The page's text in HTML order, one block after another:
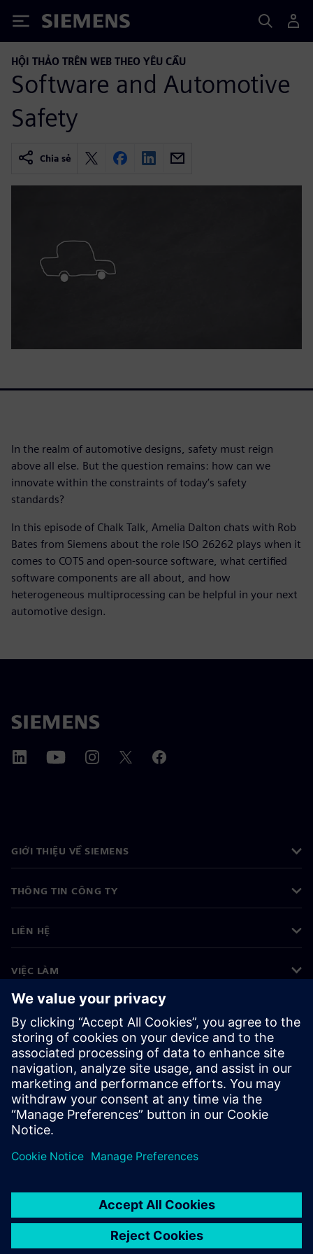
Siemens
HỘI THẢO TRÊN WEB THEO YÊU CẦU
Software and Automotive
Safety
Chia sẻ
In the realm of automotive designs, safety must reign
above all else. But the question remains: how can we
innovate within the constraints of today’s safety
standards?
In this episode of Chalk Talk, Amelia Dalton chats with Rob
Bates from Siemens about the role ISO 26262 plays when it
comes to COTS and open-source software, what certified
software components are all about, and how
heterogeneous multiprocessing can be helpful in your next
automotive design.
GIỚI THIỆU VỀ SIEMENS
THÔNG TIN CÔNG TY
LIÊN HỆ
VIỆC LÀM
©Siemens 2026
Thông tin doanh nghiệp
Thông báo về quyền riêng tư
Thông báo về cookie
Điều khoản sử dụng
ID kỹ thuật số